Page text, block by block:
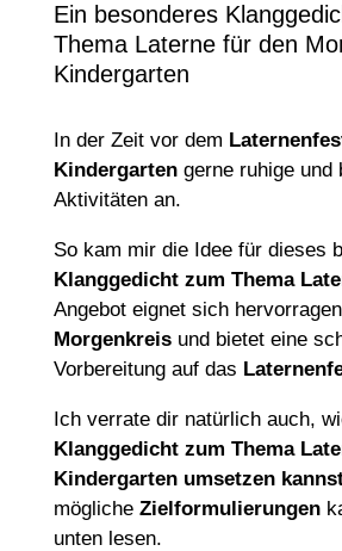
Ein besonderes
Thema Laterne für den
Kindergarten
In der Zeit vor dem
Kindergartengerne ruhige und
Aktivitäten an.
So kam mir die Idee für dieses
Klanggedicht zum Thema
Angebot eignet sich
Morgenkreisund bietet eine
Vorbereitung auf das
Ich verrate dir natürlich auch,
Klanggedicht zum Thema
Kindergarten umsetzen
mögliche Zielformulierungen
unten lesen.